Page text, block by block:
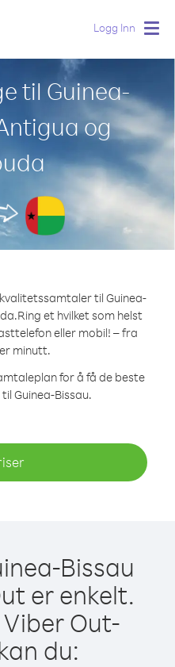
Logg Inn
til Guinea-
og
til Guinea-
Ring et hvilket som helst
eller mobil! – fra
minutt.
for å få de beste
Guinea-Bissau.
Bissau
er enkelt.
Out-
du: